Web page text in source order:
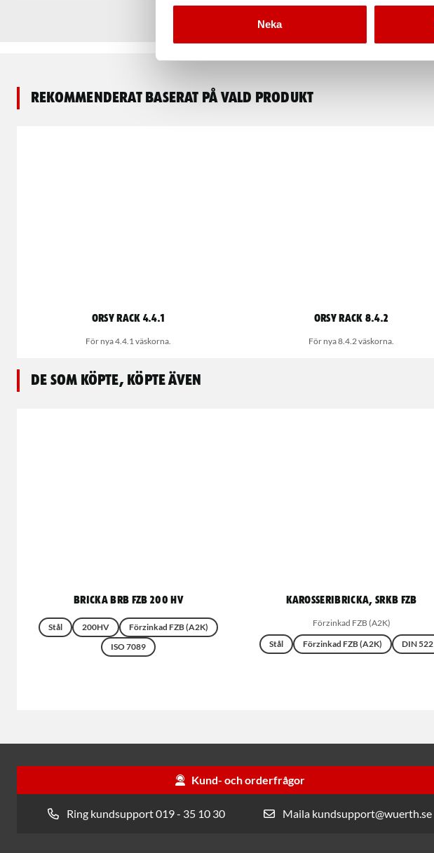
Neka
Rekommenderat baserat på vald produkt
ORSY rack 4.4.1
För nya 4.4.1 väskorna.
ORSY rack 8.4.2
För nya 8.4.2 väskorna.
De som köpte, köpte även
Bricka BRB FZB 200 HV
Stål 200HV
Förzinkad FZB (A2K)
ISO 7089
Karosseribricka, SRKB FZB
Förzinkad FZB (A2K)
Stål
Förzinkad FZB (A2K) DIN 522
Kund- och orderfrågor
Ring kundsupport 019 - 35 10 30 Maila kundsupport@wuerth.se